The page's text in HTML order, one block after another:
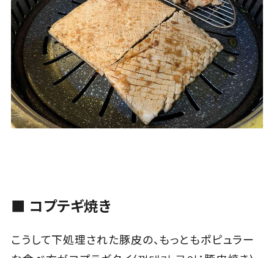
■ コプテギ焼き
こうして下処理された豚皮の、もっともポピュラー